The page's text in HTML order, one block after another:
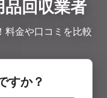
回収業者
料金や口コミを比較
すか？